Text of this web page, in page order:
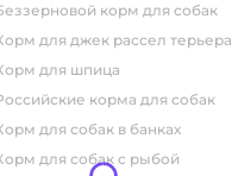
беззерновой корм для собак
корм для джек рассел терьера
корм для шпица
российские корма для собак
корм для собак в банках
корм для собак с рыбой